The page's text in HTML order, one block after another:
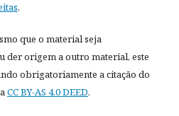
.
que o material seja
der origem a outro material, este
obrigatoriamente a citação do
CC BY-AS 4.0 DEED.